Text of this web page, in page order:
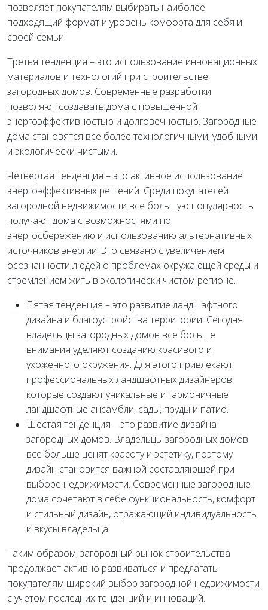
позволяет покупателям выбирать наиболее
подходящий формат и уровень комфорта для себя и
своей семьи.
Третья тенденция – это использование инновационных
материалов и технологий при строительстве
загородных домов. Современные разработки
позволяют создавать дома с повышенной
энергоэффективностью и долговечностью. Загородные
дома становятся все более технологичными, удобными
и экологически чистыми.
Четвертая тенденция – это активное использование
энергоэффективных решений. Среди покупателей
загородной недвижимости все большую популярность
получают дома с возможностями по
энергосбережению и использованию альтернативных
источников энергии. Это связано с увеличением
осознанности людей о проблемах окружающей среды и
стремлением жить в экологически чистом регионе.
Пятая тенденция – это развитие ландшафтного
дизайна и благоустройства территории. Сегодня
владельцы загородных домов все больше
внимания уделяют созданию красивого и
ухоженного окружения. Для этого привлекают
профессиональных ландшафтных дизайнеров,
которые создают уникальные и гармоничные
ландшафтные ансамбли, сады, пруды и патио.
Шестая тенденция – это развитие дизайна
загородных домов. Владельцы загородных домов
все больше ценят красоту и эстетику, поэтому
дизайн становится важной составляющей при
выборе недвижимости. Современные загородные
дома сочетают в себе функциональность, комфорт
и стильный дизайн, отражающий индивидуальность
и вкусы владельца.
Таким образом, загородный рынок строительства
продолжает активно развиваться и предлагать
покупателям широкий выбор загородной недвижимости
с учетом последних тенденций и инноваций.